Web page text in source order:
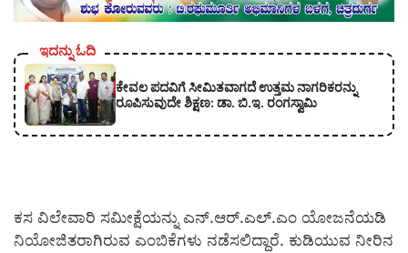
ಇದನ್ನು ಓದಿ
ಕೇವಲ ಪದವಿಗೆ ಸೀಮಿತವಾಗದೆ ಉತ್ತಮ ನಾಗರಿಕರನ್ನು
ರೂಪಿಸುವುದೇ ಶಿಕ್ಷಣ: ಡಾ. ಬಿ.ಇ. ರಂಗಸ್ವಾಮಿ
ಕಸ ವಿಲೇವಾರಿ ಸಮೀಕ್ಷೆಯನ್ನು ಎನ್.ಆರ್.ಎಲ್.ಎಂ ಯೋಜನೆಯಡಿ
ನಿಯೋಜಿತರಾಗಿರುವ ಎಂಬಿಕೆಗಳು ನಡೆಸಲಿದ್ದಾರೆ. ಕುಡಿಯುವ ನೀರಿನ